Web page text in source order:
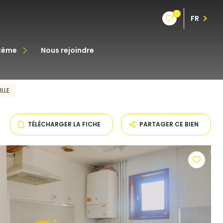
0 FR
nous rejoindre
TÉLÉCHARGER LA FICHE PARTAGER CE BIEN